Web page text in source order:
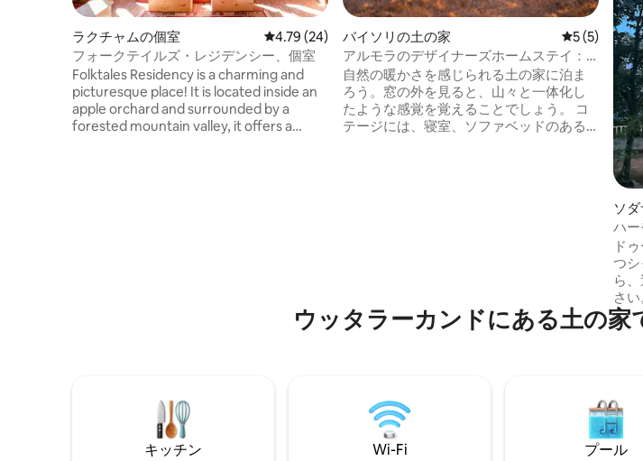
ラクチャムの個室 レビュー24件、5つ星中4.79つ星の平均評価
4.79 (24)
フォークテイルズ・レジデンシー、個室
Folktales Residency is a charming and
picturesque place! It is located inside an
apple orchard and surrounded by a
forested mountain valley, it offers a
バイソリの土の家 レビュー5件
5 (5)
アルモラのデザイナーズホームステイ：
Wi-Fi付きの土の家
自然の暖かさを感じられる土の家に泊ま
ろう。窓の外を見ると、山々と一体化し
たような感覚を覚えることでしょう。 コ
テージには、寝室、ソファベッドのある
https://www.airbnb.co.in/rooms/
ソ
ハー
ド
ド
つ
ら
さい。 この場所には、美しく
客室
ジプ
や、
光ス
わら
に
ウッタラーカンドにある土の
キッチン Wi-Fi プール